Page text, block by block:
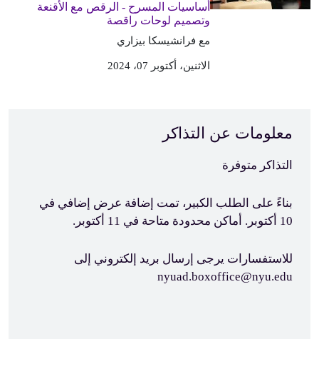
أساسيات المسرح - الرقص مع الأقنعة
وتصميم لوحات راقصة
مع فرانشيسكا بيزاري
الاثنين، أكتوبر 07، 2024
معلومات عن التذاكر
التذاكر متوفرة
بناءً على الطلب الكبير، تمت إضافة عرض إضافي في
10 أكتوبر. أماكن محدودة متاحة في 11 أكتوبر.
للاستفسارات يرجى إرسال بريد إلكتروني إلى
nyuad.boxoffice@nyu.edu